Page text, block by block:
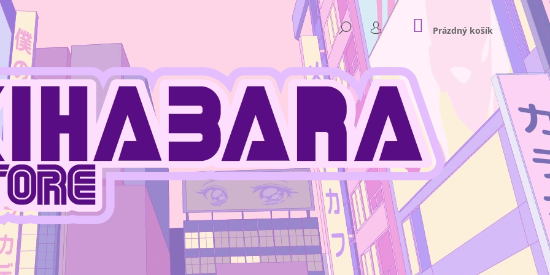
HLEDAT
PŘIHLÁŠENÍ
NÁKUPNÍ
KOŠÍK
Prázdný košík
CO POTŘEBUJETE NAJÍT?
HLEDAT
DOPORUČUJEME
KAISEN - MEGUMI FUSHIGURO ONE PIECE - MONKEY D. LUFFY GEAR 4